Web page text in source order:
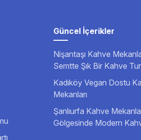
Güncel İçerikler
Nişantaşı Kahve
Semtte Şık Bir Kahve
Kadıköy Vegan Dostu
Mekanları
Şanlıurfa Kahve
Gölgesinde Modern